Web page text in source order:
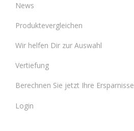
News
Produktevergleichen
Wir helfen Dir zur Auswahl
Vertiefung
Berechnen Sie jetzt Ihre Ersparnisse
Login